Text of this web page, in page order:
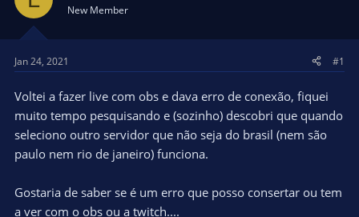
t
a
t
r
t
New Member
Jan 24, 2021 #1
Voltei a fazer live com obs e dava erro de conexão, fiquei
muito tempo pesquisando e (sozinho) descobri que quando
seleciono outro servidor que não seja do brasil (nem são
paulo nem rio de janeiro) funciona.
Gostaria de saber se é um erro que posso consertar ou tem
a ver com o obs ou a twitch....